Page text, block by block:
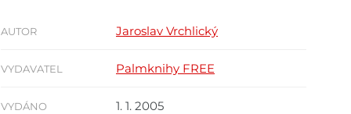
AUTOR Jaroslav Vrchlický
VYDAVATEL Palmknihy FREE
VYDÁNO 1. 1. 2005